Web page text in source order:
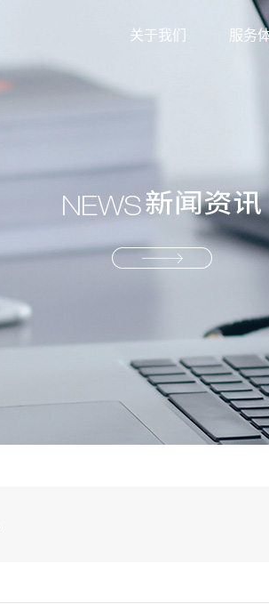
关于我们 服务